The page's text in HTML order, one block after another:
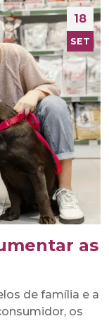
18
SET
as
de família e a
os